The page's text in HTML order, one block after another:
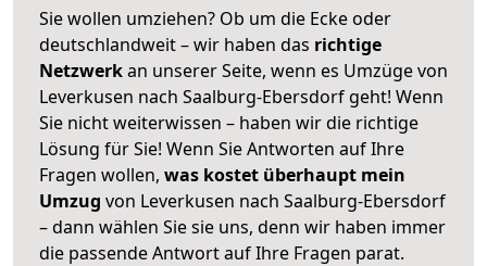
Sie wollen umziehen? Ob um die Ecke oder
deutschlandweit – wir haben das richtige
Netzwerkan unserer Seite, wenn es Umzüge von
Leverkusen nach Saalburg-Ebersdorf geht! Wenn
Sie nicht weiterwissen – haben wir die richtige
Lösung für Sie! Wenn Sie Antworten auf Ihre
Fragen wollen, was kostet überhaupt mein
Umzug von Leverkusen nach Saalburg-Ebersdorf
– dann wählen Sie sie uns, denn wir haben immer
die passende Antwort auf Ihre Fragen parat.